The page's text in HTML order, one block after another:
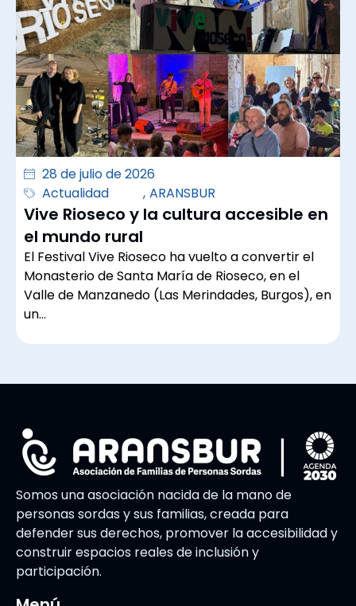
28 de julio de 2026
Actualidad
, ARANSBUR
Vive Rioseco y la cultura accesible en
el mundo rural
El Festival Vive Rioseco ha vuelto a convertir el
Monasterio de Santa María de Rioseco, en el
Valle de Manzanedo (Las Merindades, Burgos), en
un…
Somos una asociación nacida de la mano de
personas sordas y sus familias, creada para
defender sus derechos, promover la accesibilidad y
construir espacios reales de inclusión y
participación.